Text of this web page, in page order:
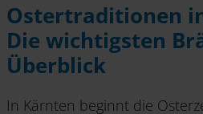
Ostertraditionen
Die wichtigsten
Überblick
In Kärnten beginnt die